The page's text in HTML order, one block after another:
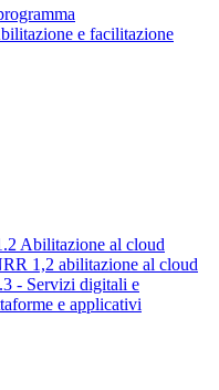
e facilitazione
Abilitazione al cloud
1,2 abilitazione al cloud
- Servizi digitali e
e applicativi